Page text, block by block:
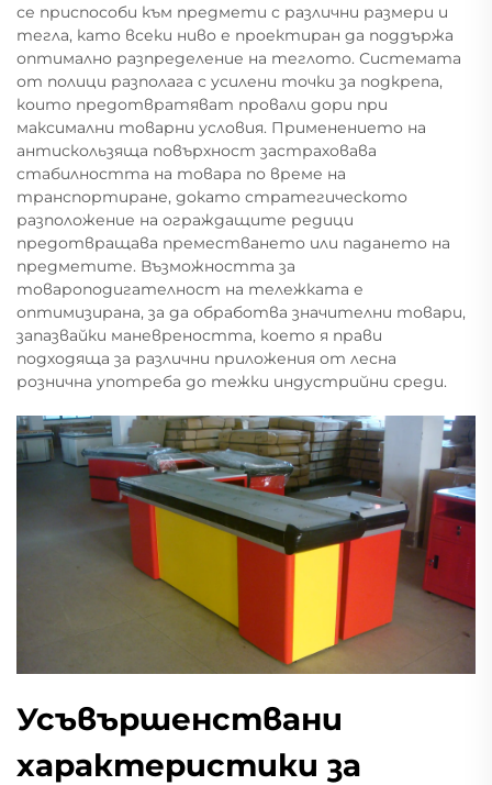
се приспособи към предмети с различни размери и
тегла, като всеки ниво е проектиран да поддържа
оптимално разпределение на теглото. Системата
от полици разполага с усилени точки за подкрепа,
които предотвратяват провали дори при
максимални товарни условия. Применението на
антискользяща повърхност застраховава
стабилността на товара по време на
транспортиране, докато стратегическото
разположение на ограждащите редици
предотвращава преместването или падането на
предметите. Възможността за
товароподигателност на тележката е
оптимизирана, за да обработва значителни товари,
запазвайки маневреността, което я прави
подходяща за различни приложения от лесна
рознична употреба до тежки индустрийни среди.
Усъвършенствани
характеристики за